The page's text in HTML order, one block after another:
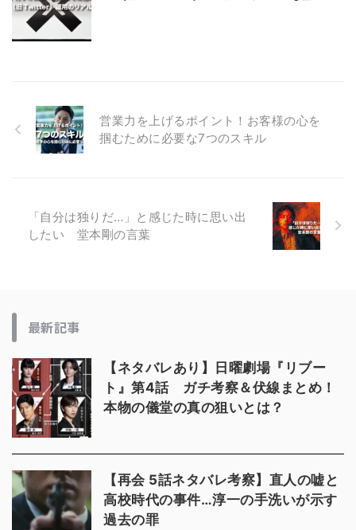
営業力を上げるポイント！お客様の心を
掴むために必要な7つのスキル
「自分は独りだ…」と感じた時に思い出
したい 堂本剛の言葉
最新記事
【ネタバレあり】日曜劇場『リブー
ト』第4話 ガチ考察＆伏線まとめ！
本物の儀堂の真の狙いとは？
【再会 5話ネタバレ考察】直人の嘘と
高校時代の事件…淳一の手洗いが示す
過去の罪